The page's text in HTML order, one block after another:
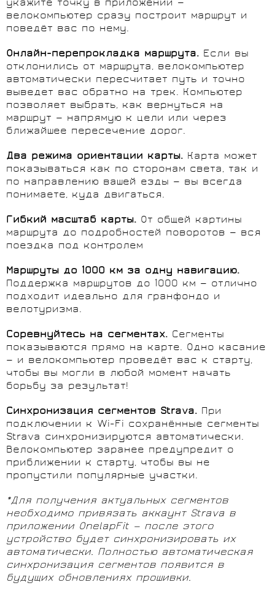
укажите точку в приложении —
велокомпьютер сразу построит маршрут и
поведёт вас по нему.
Онлайн-перепрокладка маршрута. Если вы
отклонились от маршрута, велокомпьютер
автоматически пересчитает путь и точно
выведет вас обратно на трек. Компьютер
позволяет выбрать, как вернуться на
маршрут — напрямую к цели или через
ближайшее пересечение дорог.
Два режима ориентации карты. Карта может
показываться как по сторонам света, так и
по направлению вашей езды — вы всегда
понимаете, куда двигаться.
Гибкий масштаб карты. От общей картины
маршрута до подробностей поворотов — вся
поездка под контролем
Маршруты до 1000 км за одну навигацию.
Поддержка маршрутов до 1000 км — отлично
подходит идеально для гранфондо и
велотуризма.
Соревнуйтесь на сегментах. Сегменты
показываются прямо на карте. Одно касание
— и велокомпьютер проведёт вас к старту,
чтобы вы могли в любой момент начать
борьбу за результат!
Синхронизация сегментов Strava. При
подключении к Wi-Fi сохранённые сегменты
Strava синхронизируются автоматически.
Велокомпьютер заранее предупредит о
приближении к старту, чтобы вы не
пропустили популярные участки.
*Для получения актуальных сегментов
необходимо привязать аккаунт Strava в
приложении OnelapFit — после этого
устройство будет синхронизировать их
автоматически. Полностью автоматическая
синхронизация сегментов появится в
будущих обновлениях прошивки.